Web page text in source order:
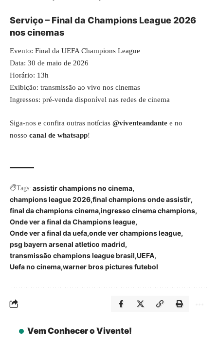
Serviço – Final da Champions League 2026
nos cinemas
Evento: Final da UEFA Champions League
Data: 30 de maio de 2026
Horário: 13h
Exibição: transmissão ao vivo nos cinemas
Ingressos: pré-venda disponível nas redes de cinema
Siga-nos e confira outras notícias @viventeandante e no
nosso canal de whatsapp!
Tags: assistir champions no cinema
champions league 2026 final champions onde assistir
final da champions cinema ingresso cinema champions
Onde ver a final da Champions league
Onde ver a final da uefa onde ver champions league
psg bayern arsenal atletico madrid
transmissão champions league brasil UEFA
Uefa no cinema warner bros pictures futebol
Vem Conhecer o Vivente!